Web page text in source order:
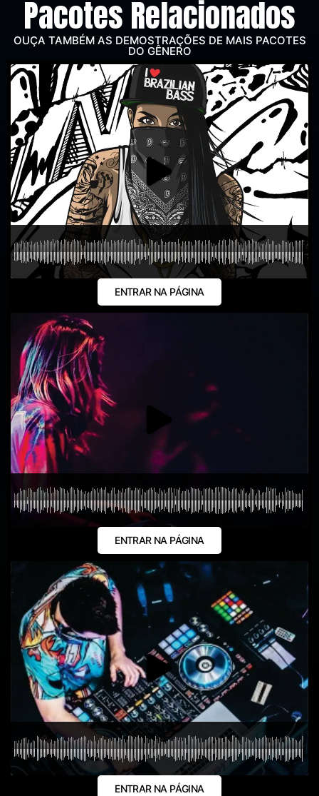
Pacotes Relacionados
OUÇA TAMBÉM AS DEMOSTRAÇÕES DE MAIS PACOTES
DO GÊNERO
ENTRAR NA PÁGINA
ENTRAR NA PÁGINA
ENTRAR NA PÁGINA